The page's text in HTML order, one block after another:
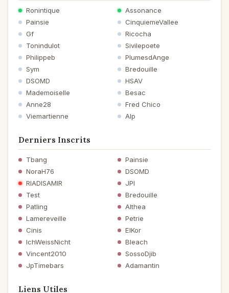
Ronintique
Assonance
Painsie
CinquiemeVallee
Gf
Ricocha
Tonindulot
Sivilepoete
Philippeb
PlumesdAnge
Sym
Bredouille
DSOMD
HSAV
Mademoiselle
Besac
Anne28
Fred Chico
Viemartienne
Alp
Derniers Inscrits
Tbang
Painsie
NoraH76
DSOMD
RIADISAMIR
JPI
Test
Bredouille
Patling
Althea
Lamereveille
Petrie
Cinis
ElKor
IchWeissNicht
Bleach
Vincent2010
SossoDjib
JpTimebars
Adamantin
Liens Utiles